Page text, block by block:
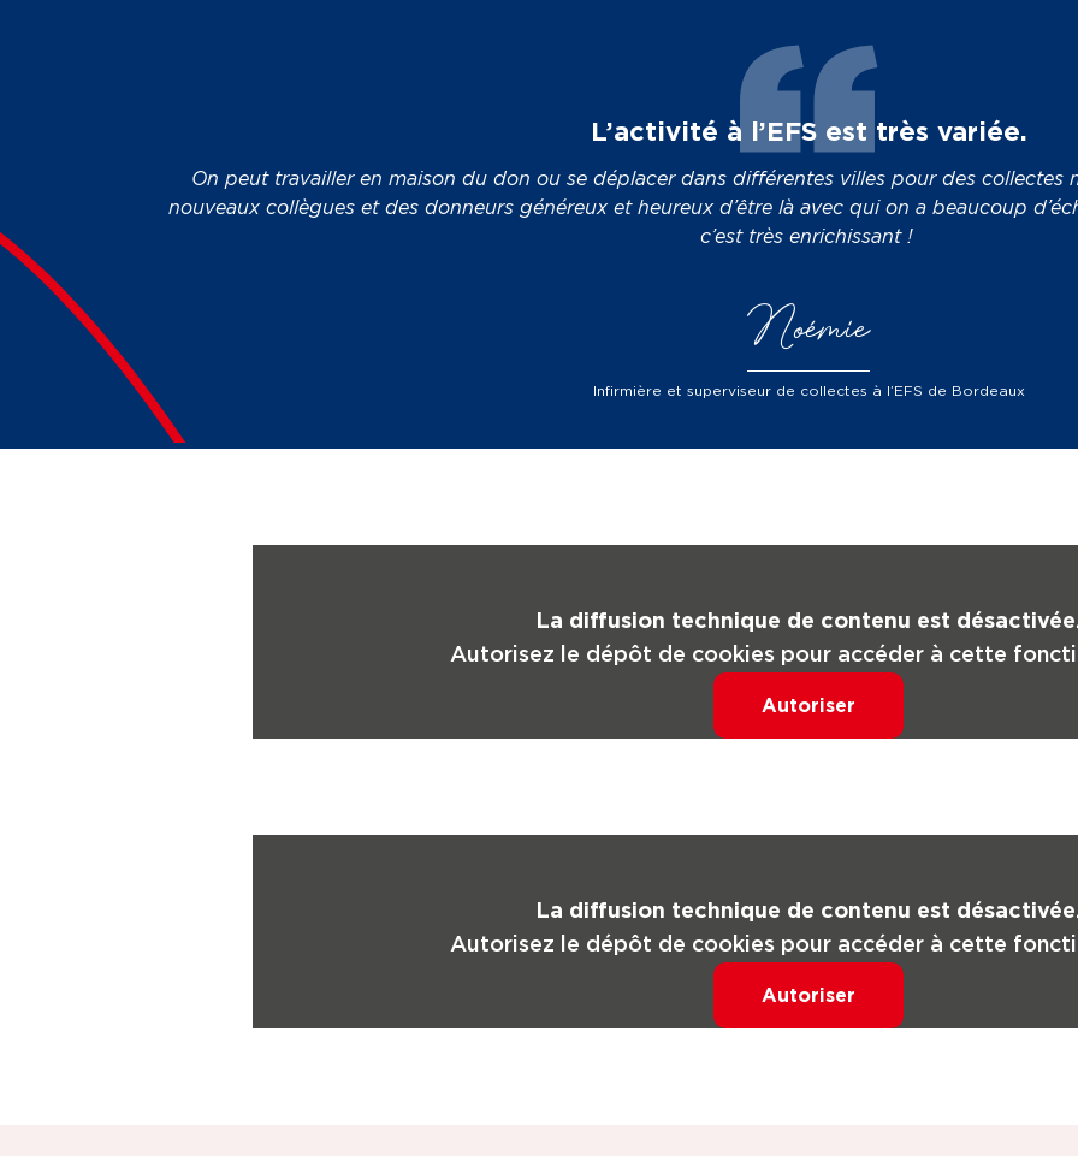
L’activité à l’EFS est très variée.
On peut travailler en maison du don ou se déplacer dans différentes villes pour des collectes
nouveaux collègues et des donneurs généreux et heureux d’être là avec qui on a beaucoup
c’est très enrichissant !
Noémie
Infirmière et superviseur de collectes à l’EFS de Bordeaux
La diffusion technique de contenu est
Autorisez le dépôt de cookies pour accéder à cette
Autoriser
La diffusion technique de contenu est
Autorisez le dépôt de cookies pour accéder à cette
Autoriser